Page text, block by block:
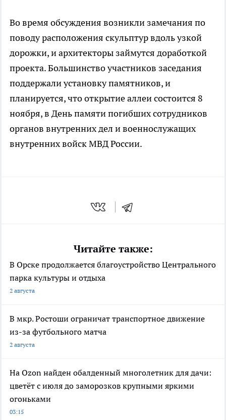
Во время обсуждения возникли замечания по
поводу расположения скульптур вдоль узкой
дорожки, и архитекторы займутся доработкой
проекта. Большинство участников заседания
поддержали установку памятников, и
планируется, что открытие аллеи состоится 8
ноября, в День памяти погибших сотрудников
органов внутренних дел и военнослужащих
внутренних войск МВД России.
Читайте также:
В Орске продолжается благоустройство Центрального
парка культуры и отдыха
2 августа
В мкр. Ростоши ограничат транспортное движение
из-за футбольного матча
2 августа
На Ozon найден обалденный многолетник для дачи:
цветёт с июля до заморозков крупными яркими
огоньками
03:15